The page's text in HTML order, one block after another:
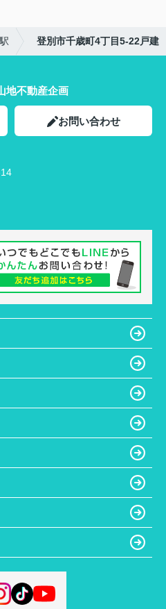
登別市千歳町4丁目5-22戸建
地不動産企画
お問い合わせ